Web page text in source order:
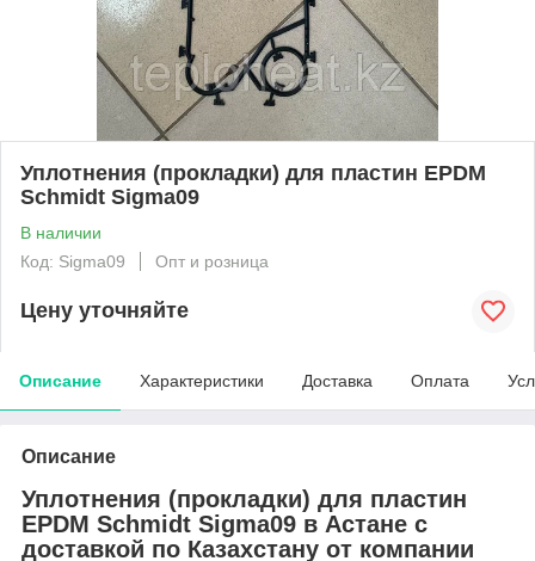
Уплотнения (прокладки) для пластин EPDM
Schmidt Sigma09
В наличии
Код: Sigma09
Опт и розница
Цену уточняйте
Описание Характеристики Доставка Оплата
Описание
Уплотнения (прокладки) для пластин
EPDM Schmidt Sigma09 в Астане с
доставкой по Казахстану от компании